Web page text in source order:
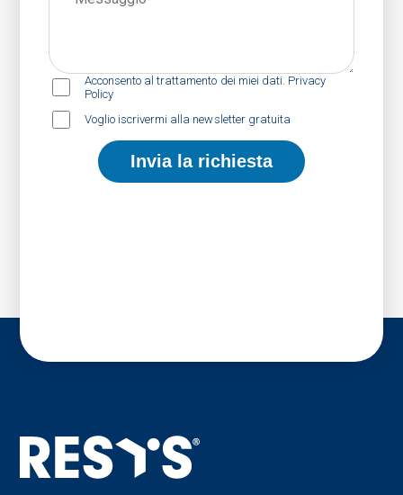
Acconsento al trattamento dei miei dati. Privacy
Policy
Voglio iscrivermi alla newsletter gratuita
Invia la richiesta